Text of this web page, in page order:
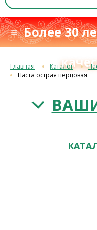
≡ Более 30
Главная Каталог
Паста острая перцовая